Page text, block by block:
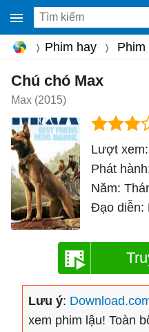
Phim hay Phim
Chú chó Max
Max (2015)
Lượt xem:
Phát
Năm:
Đạo diễn:
Lưu ý:
xem phim lậu! Toàn